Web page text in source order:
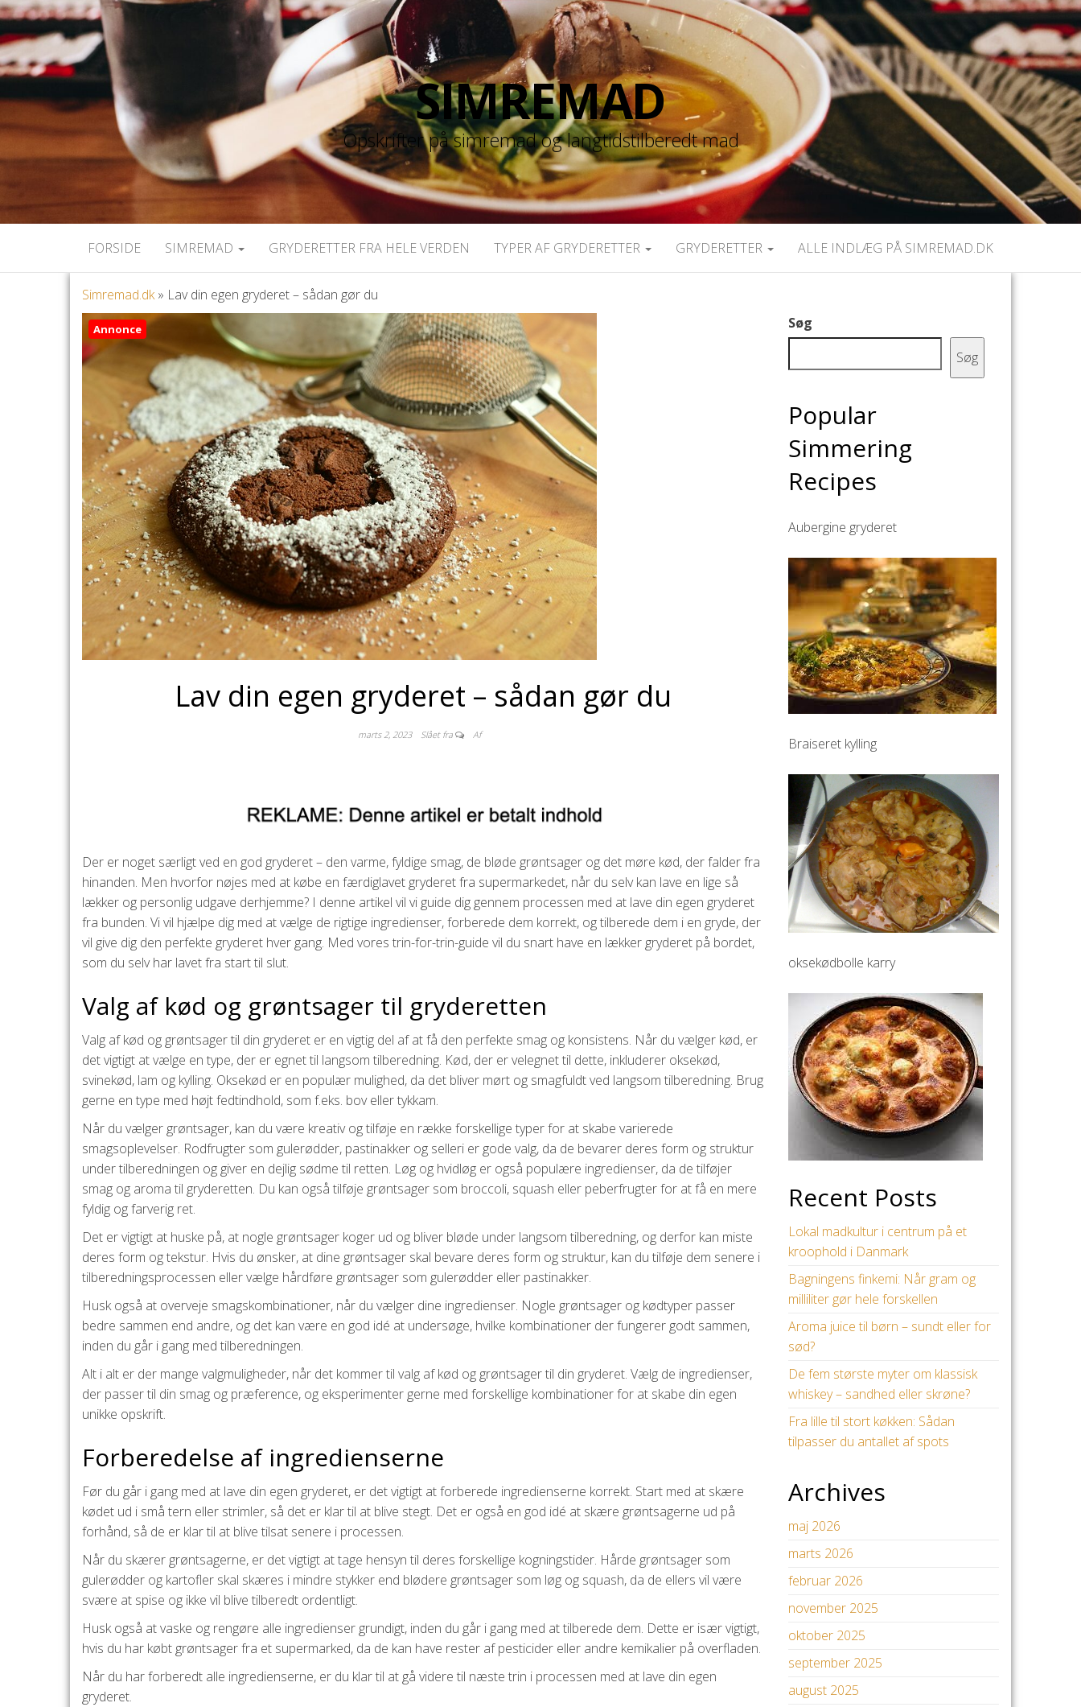
SIMREMAD
Opskrifter på simremad og langtidstilberedt mad
FORSIDE SIMREMAD GRYDERETTER FRA HELE VERDEN TYPER AF GRYDERETTER GRYDERETTER ALLE INDLÆG PÅ SIMREMAD.DK
Simremad.dk» Lav din egen gryderet – sådan gør du
Annonce
Lav din egen gryderet – sådan gør du
marts 2, 2023 Slået fra Af
Der er noget særligt ved en god gryderet – den varme, fyldige smag, de bløde grøntsager og det møre kød, der falder fra
hinanden. Men hvorfor nøjes med at købe en færdiglavet gryderet fra supermarkedet, når du selv kan lave en lige så
lækker og personlig udgave derhjemme? I denne artikel vil vi guide dig gennem processen med at lave din egen gryderet
fra bunden. Vi vil hjælpe dig med at vælge de rigtige ingredienser, forberede dem korrekt, og tilberede dem i en gryde, der
vil give dig den perfekte gryderet hver gang. Med vores trin-for-trin-guide vil du snart have en lækker gryderet på bordet,
som du selv har lavet fra start til slut.
Valg af kød og grøntsager til gryderetten
Valg af kød og grøntsager til din gryderet er en vigtig del af at få den perfekte smag og konsistens. Når du vælger kød, er
det vigtigt at vælge en type, der er egnet til langsom tilberedning. Kød, der er velegnet til dette, inkluderer oksekød,
svinekød, lam og kylling. Oksekød er en populær mulighed, da det bliver mørt og smagfuldt ved langsom tilberedning. Brug
gerne en type med højt fedtindhold, som f.eks. bov eller tykkam.
Når du vælger grøntsager, kan du være kreativ og tilføje en række forskellige typer for at skabe varierede
smagsoplevelser. Rodfrugter som gulerødder, pastinakker og selleri er gode valg, da de bevarer deres form og struktur
under tilberedningen og giver en dejlig sødme til retten. Løg og hvidløg er også populære ingredienser, da de tilføjer
smag og aroma til gryderetten. Du kan også tilføje grøntsager som broccoli, squash eller peberfrugter for at få en mere
fyldig og farverig ret.
Det er vigtigt at huske på, at nogle grøntsager koger ud og bliver bløde under langsom tilberedning, og derfor kan miste
deres form og tekstur. Hvis du ønsker, at dine grøntsager skal bevare deres form og struktur, kan du tilføje dem senere i
tilberedningsprocessen eller vælge hårdføre grøntsager som gulerødder eller pastinakker.
Husk også at overveje smagskombinationer, når du vælger dine ingredienser. Nogle grøntsager og kødtyper passer
bedre sammen end andre, og det kan være en god idé at undersøge, hvilke kombinationer der fungerer godt sammen,
inden du går i gang med tilberedningen.
Alt i alt er der mange valgmuligheder, når det kommer til valg af kød og grøntsager til din gryderet. Vælg de ingredienser,
der passer til din smag og præference, og eksperimenter gerne med forskellige kombinationer for at skabe din egen
unikke opskrift.
Forberedelse af ingredienserne
Før du går i gang med at lave din egen gryderet, er det vigtigt at forberede ingredienserne korrekt. Start med at skære
kødet ud i små tern eller strimler, så det er klar til at blive stegt. Det er også en god idé at skære grøntsagerne ud på
forhånd, så de er klar til at blive tilsat senere i processen.
Når du skærer grøntsagerne, er det vigtigt at tage hensyn til deres forskellige kogningstider. Hårde grøntsager som
gulerødder og kartofler skal skæres i mindre stykker end blødere grøntsager som løg og squash, da de ellers vil være
svære at spise og ikke vil blive tilberedt ordentligt.
Husk også at vaske og rengøre alle ingredienser grundigt, inden du går i gang med at tilberede dem. Dette er især vigtigt,
hvis du har købt grøntsager fra et supermarked, da de kan have rester af pesticider eller andre kemikalier på overfladen.
Når du har forberedt alle ingredienserne, er du klar til at gå videre til næste trin i processen med at lave din egen
gryderet.
Søg
Søg
Popular
Simmering
Recipes
Aubergine gryderet
Braiseret kylling
oksekødbolle karry
Recent Posts
Lokal madkultur i centrum på et
kroophold i Danmark
Bagningens finkemi: Når gram og
milliliter gør hele forskellen
Aroma juice til børn – sundt eller for
sød?
De fem største myter om klassisk
whiskey – sandhed eller skrøne?
Fra lille til stort køkken: Sådan
tilpasser du antallet af spots
Archives
maj 2026
marts 2026
februar 2026
november 2025
oktober 2025
september 2025
august 2025